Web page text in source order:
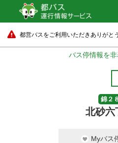
都営バスをご利用いただきありがと
バス停情報を
錦２
北砂六
Myバス